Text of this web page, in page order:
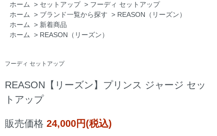
ホーム > セットアップ > フーディ セットアップ
ホーム
> ブランド一覧から探す > REASON（リーズン）
ホーム
> 新着商品
ホーム
> REASON（リーズン）
フーディ セットアップ
REASON【リーズン】プリンス ジャージ セッ
トアップ
販売価格 24,000円(税込)